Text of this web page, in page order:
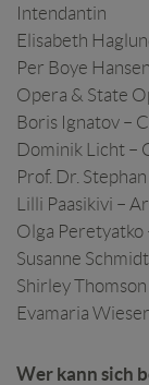
Intendantin
Elisabeth
Per Boye
Opera & State
Boris Ignatov –
Dominik Licht –
Prof. Dr.
Lilli Paasikivi –
Olga Peretyatko
Susanne
Shirley
Evamaria
Wer kann sich